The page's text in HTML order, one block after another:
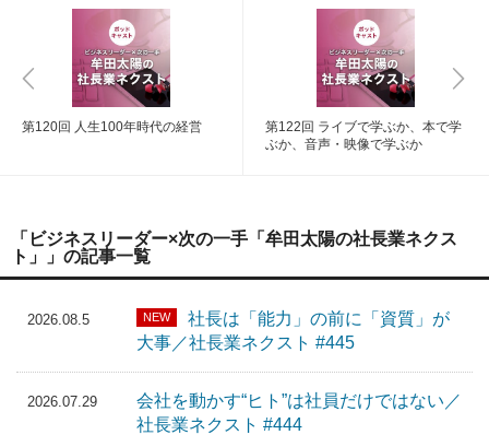
第120回 人生100年時代の経営
第122回 ライブで学ぶか、本で学
ぶか、音声・映像で学ぶか
「ビジネスリーダー×次の一手「牟田太陽の社長業ネクス
ト」」の記事一覧
2026.08.5 NEW
社長は「能力」の前に「資質」が
大事／社長業ネクスト #445
2026.07.29
会社を動かす“ヒト”は社員だけではない／
社長業ネクスト #444